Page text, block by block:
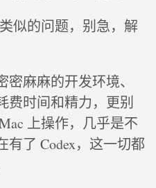
似的问题，别急，解
麻麻的开发环境、
费时间和精力，更别
上操作，几乎是不
了 Codex，这一切都